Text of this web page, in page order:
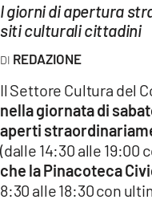
LAC ONAIR
Network
LACPLAY.IT
LACTV.IT
LACONAIR.IT
I giorni di apertura
siti culturali cittadini
REDAZIONE
Il Settore Cultura del
nella giornata di
aperti
(dalle 14:30 alle 19:00
che la Pinacoteca
8:30 alle 18:30 con